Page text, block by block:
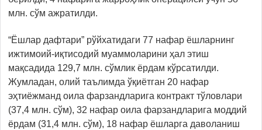
млн. сўм ажратилди.
“Ёшлар дафтари” рўйхатидаги 77 нафар ёшларнинг
ижтимоий-иқтисодий муаммоларини ҳал этиш
мақсадида 129,7 млн. сўмлик ёрдам кўрсатилди.
Жумладан, олий таълимда ўқиётган 20 нафар
эҳтиёжманд оила фарзандларига контракт тўловлари
(37,4 млн. сўм), 32 нафар оила фарзандларига моддий
ёрдам (31,4 млн. сўм), 18 нафар ёшларга даволаниш